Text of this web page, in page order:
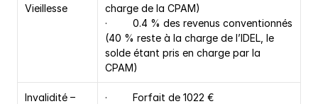
Vieillesse
charge de la CPAM)
·         0.4 % des revenus conventionnés
(40 % reste à la charge de l’IDEL, le
solde étant pris en charge par la
CPAM)
Invalidité –
·         Forfait de 1022 €